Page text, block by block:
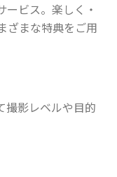
ビス。楽しく・
ざまな特典をご用
撮影レベルや目的